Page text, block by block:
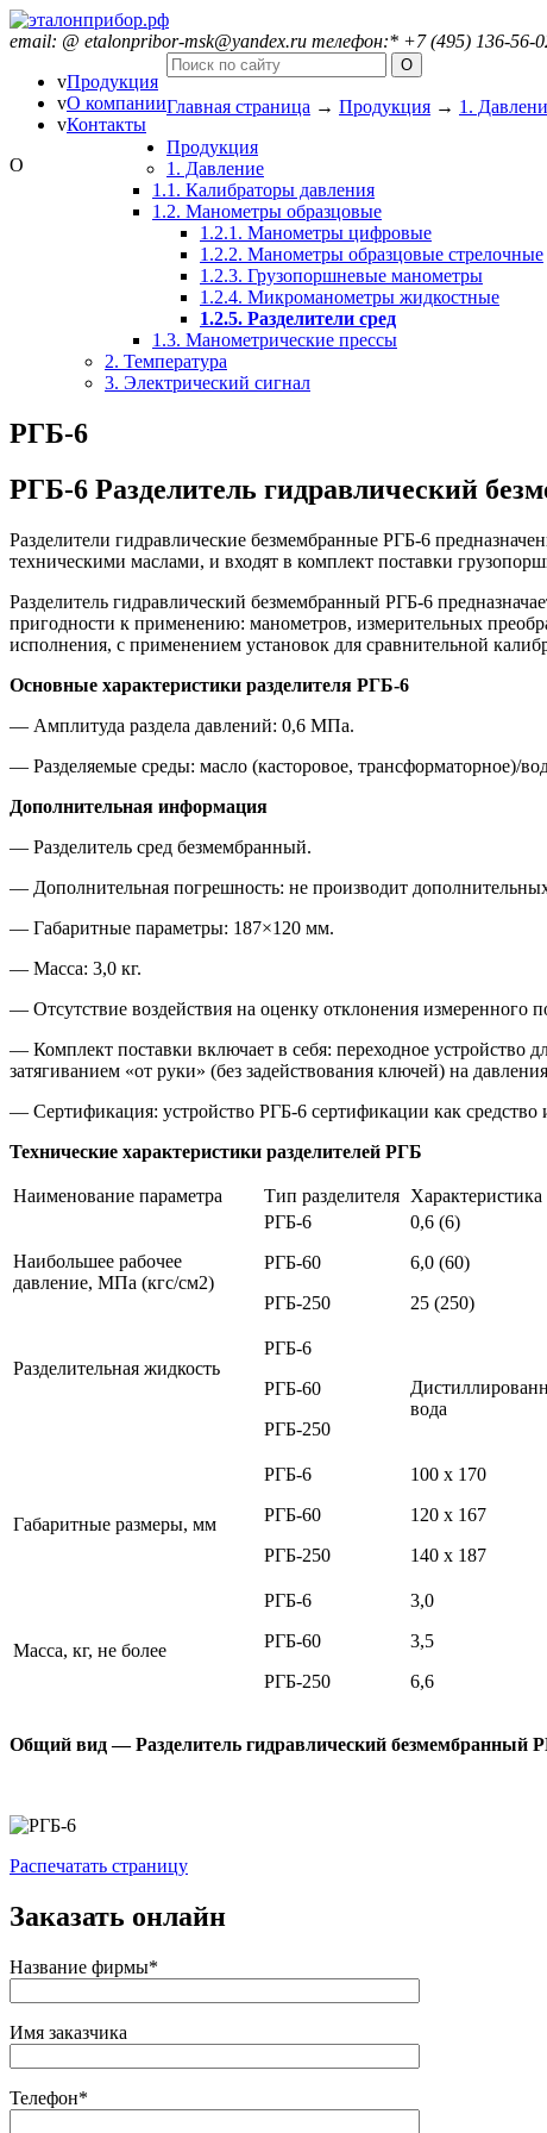
email: @ etalonpribor-msk@yandex.ru телефон:* +7 (495) 136-56-
vПродукция
vО компании
vКонтакты
O
Главная страница → Продукция → 1.
Продукция
1. Давление
1.1. Калибраторы давления
1.2. Манометры образцовые
1.2.1. Манометры цифровые
1.2.2. Манометры образцовые стрелочные
1.2.3. Грузопоршневые манометры
1.2.4. Микроманометры жидкостные
1.2.5. Разделители сред
1.3. Манометрические прессы
2. Температура
3. Электрический сигнал
РГБ-6
РГБ-6 Разделитель гидравлический
Разделители гидравлические безмембранные РГБ-6
техническими маслами, и входят в комплект поставки
Разделитель гидравлический безмембранный РГБ-6
пригодности к применению: манометров, измерительных
исполнения, с применением установок для сравнительной
Основные характеристики разделителя РГБ-6
— Амплитуда раздела давлений: 0,6 МПа.
— Разделяемые среды: масло (касторовое, трансформаторное)/
Дополнительная информация
— Разделитель сред безмембранный.
— Дополнительная погрешность: не производит
— Габаритные параметры: 187×120 мм.
— Масса: 3,0 кг.
— Отсутствие воздействия на оценку отклонения измеренного
— Комплект поставки включает в себя: переходное
затягиванием «от руки» (без задействования ключей) на
— Сертификация: устройство РГБ-6 сертификации как средство
Технические характеристики разделителей РГБ
Наименование параметра Тип разделителя Характеристика
Наибольшее рабочее
давление, МПа (кгс/см2)
РГБ-6
РГБ-60
РГБ-250
0,6 (6)
6,0 (60)
25 (250)
Разделительная жидкость
РГБ-6
РГБ-60
РГБ-250
вода
Габаритные размеры, мм
РГБ-6
РГБ-60
РГБ-250
100 х 170
120 х 167
140 х 187
Масса, кг, не более
РГБ-6
РГБ-60
РГБ-250
3,0
3,5
6,6
Общий вид — Разделитель гидравлический безмембранный
Распечатать страницу
Заказать онлайн
Название фирмы*
Имя заказчика
Телефон*